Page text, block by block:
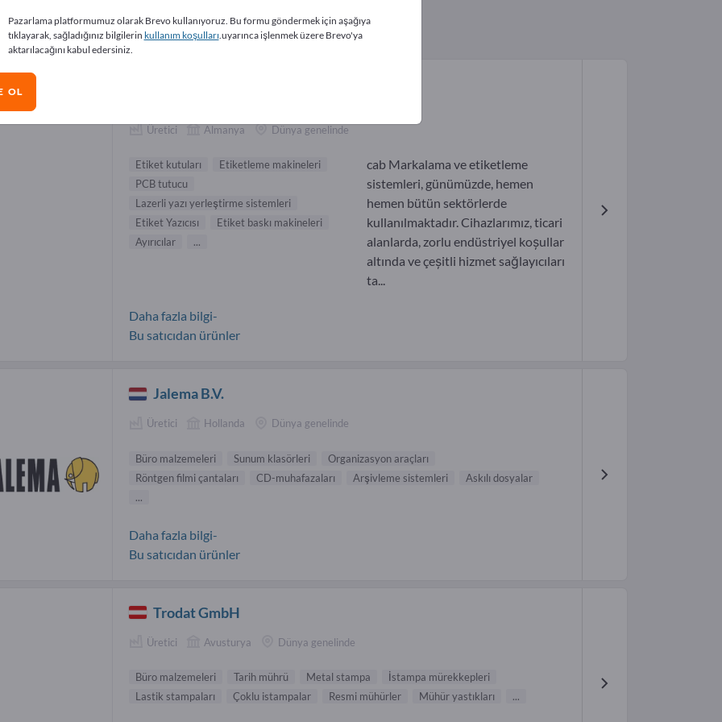
malzemeleri Tedarikçiler (132)
Üretici Almanya Dünya genelinde
Etiket kutuları
Etiketleme makineleri
PCB tutucu
Lazerli yazı yerleştirme sistemleri
Etiket Yazıcısı
Etiket baskı makineleri
Ayırıcılar
...
cab Markalama ve etiketleme
sistemleri, günümüzde, hemen
hemen bütün sektörlerde
kullanılmaktadır. Cihazlarımız, ticari
alanlarda, zorlu endüstriyel koșullar
altında ve çeșitli hizmet sağlayıcıları
ta...
Daha fazla bilgi-
Bu satıcıdan ürünler
Jalema B.V.
Üretici Hollanda Dünya genelinde
Büro malzemeleri Sunum klasörleri
Organizasyon araçları
Röntgen filmi çantaları
CD-muhafazaları Arşivleme sistemleri
Askılı dosyalar
...
Daha fazla bilgi-
Bu satıcıdan ürünler
Trodat GmbH
Üretici Avusturya Dünya genelinde
Büro malzemeleri Tarih mührü Metal stampa
İstampa mürekkepleri
Lastik stampaları
Çoklu istampalar Resmi mühürler Mühür yastıkları ...
Pazarlama platformumuz olarak Brevo kullanıyoruz. Bu formu göndermek için aşağıya
tıklayarak, sağladığınız bilgilerin kullanım koşulları.uyarınca işlenmek üzere Brevo'ya
aktarılacağını kabul edersiniz.
OL